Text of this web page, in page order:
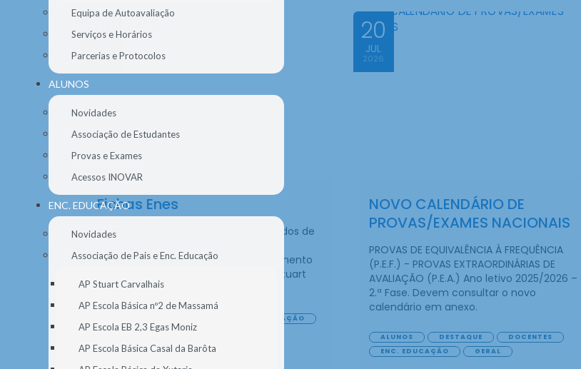
Equipa de Autoavaliação
Serviços e Horários
Parcerias e Protocolos
ALUNOS
Novidades
Associação de Estudantes
Provas e Exames
Acessos INOVAR
ENC. EDUCAÇÃO
Novidades
Associação de Pais e Enc. Educação
AP Stuart Carvalhais
AP Escola Básica nº2 de Massamá
AP Escola EB 2,3 Egas Moniz
AP Escola Básica Casal da Barôta
22
JUL
2026
Fichas Enes
Informa-se os alunos e os Encarregados de
encontram disponíveis para levantamento
na secretaria da Escola Secundária Stuart
Carvalhais.
ENC. EDUCAÇÃO
GERAL
20
JUL
2026
NOVO CALENDÁRIO DE
PROVAS/EXAMES NACIONAIS
PROVAS DE EQUIVALÊNCIA À FREQUÊNCIA
(P.E.F.) - PROVAS EXTRAORDINÁRIAS DE
AVALIAÇÃO (P.E.A.) Ano letivo 2025/2026 –
2.ª Fase. Devem consultar o novo
calendário em anexo.
ALUNOS DESTAQUE
DOCENTES
ENC. EDUCAÇÃO
GERAL